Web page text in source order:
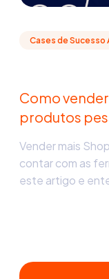
Cases de Sucesso
Como
produtos
Vender mais
contar com as
este artigo e